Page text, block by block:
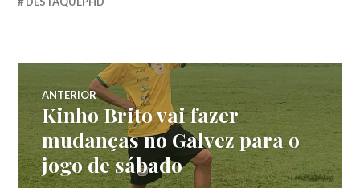
ANTERIOR
Kinho Brito vai fazer
mudanças no Galvez para o
jogo de sábado